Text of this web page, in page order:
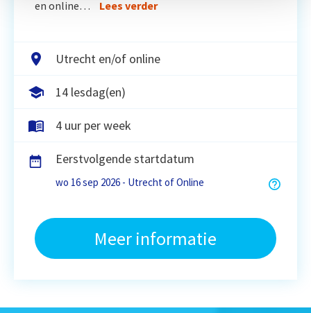
en online…
Lees verder
Utrecht en/of online
14 lesdag(en)
4 uur per week
Eerstvolgende startdatum
wo 16 sep 2026 - Utrecht of Online
Meer informatie